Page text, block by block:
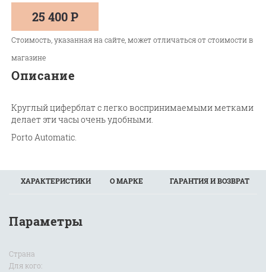
25 400 Р
Стоимость, указанная на сайте, может отличаться от стоимости в
магазине
Описание
Круглый циферблат с легко воспринимаемыми метками
делает эти часы очень удобными.
Porto Automatic.
ХАРАКТЕРИСТИКИ О МАРКЕ ГАРАНТИЯ И ВОЗВРАТ
Параметры
Страна
Для кого: